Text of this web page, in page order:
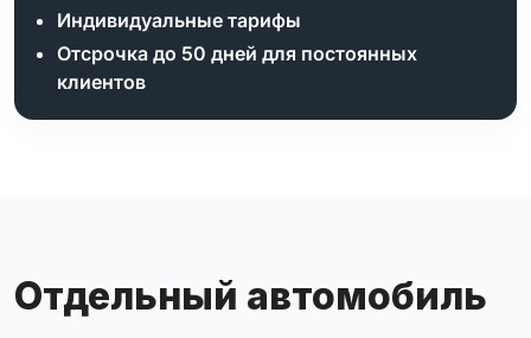
Индивидуальные тарифы
Отсрочка до 50 дней для постоянных
клиентов
Отдельный автомобиль